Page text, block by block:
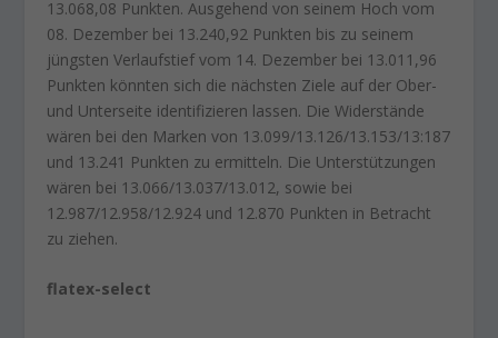
13.068,08 Punkten. Ausgehend von seinem Hoch vom
08. Dezember bei 13.240,92 Punkten bis zu seinem
jüngsten Verlaufstief vom 14. Dezember bei 13.011,96
Punkten könnten sich die nächsten Ziele auf der Ober-
und Unterseite identifizieren lassen. Die Widerstände
wären bei den Marken von 13.099/13.126/13.153/13:187
und 13.241 Punkten zu ermitteln. Die Unterstützungen
wären bei 13.066/13.037/13.012, sowie bei
12.987/12.958/12.924 und 12.870 Punkten in Betracht
zu ziehen.
flatex-select